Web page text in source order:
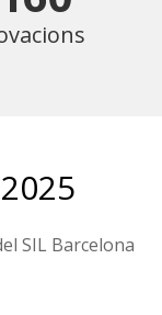
SIL Barcelona